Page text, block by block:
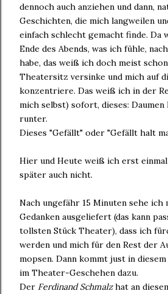
dennoch auch anziehen und dann,
Geschichten, die mich langweilen
einfach schlecht gemacht finde. Da
Ende des Abends, was ich fühle,
habe, das weiß ich doch meist
Theatersitz versinke und mich auf
konzentriere. Das weiß ich in der
mich selbst) sofort, dieses: Daumen
runter.
Dieses "Gefällt" oder "Gefällt halt
Hier und Heute weiß ich erst
später auch nicht.
Nach ungefähr 15 Minuten sehe ich
Gedanken ausgeliefert (das kann
tollsten Stück Theater), dass ich
werden und mich für den Rest der
mopsen. Dann kommt just in
im Theater-Geschehen dazu.
Der Ferdinand Schmalzhat an